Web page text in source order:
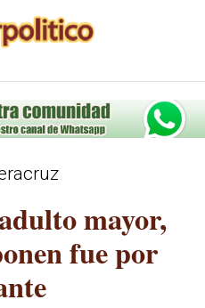
mayor,
fue por